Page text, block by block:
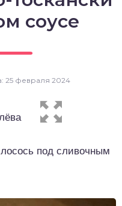
соусе
25 февраля 2024
под сливочным